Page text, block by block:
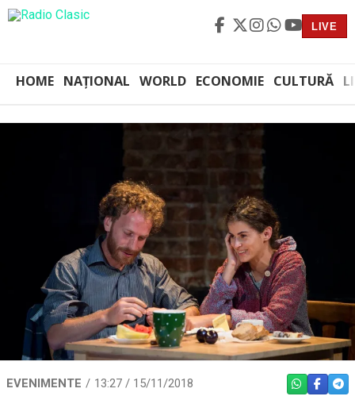
LIVE
HOME NAȚIONAL WORLD ECONOMIE CULTURĂ
EVENIMENTE 13:27 / 15/11/2018 WHATSAPP